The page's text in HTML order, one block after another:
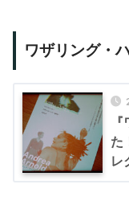
ワザリング・
た
レ